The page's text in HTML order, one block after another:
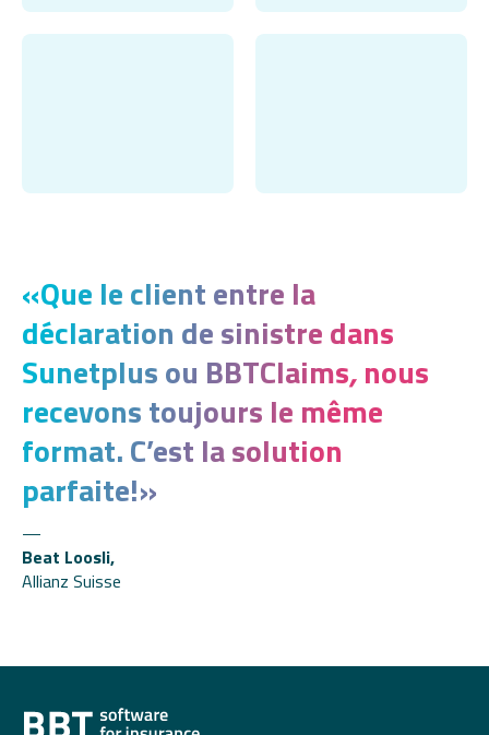
«Que le client entre la
déclaration de sinistre dans
Sunetplus ou BBTClaims,nous
recevons toujours le même
format. C’est la solution
parfaite!»
Beat Loosli,
Allianz Suisse